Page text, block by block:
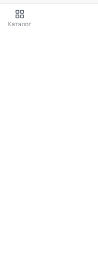
Каталог
Подпишитесь на нашу